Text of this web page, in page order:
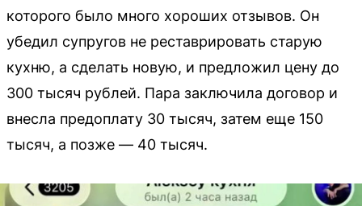
которого было много хороших отзывов. Он
убедил супругов не реставрировать старую
кухню, а сделать новую, и предложил цену до
300 тысяч рублей. Пара заключила договор и
внесла предоплату 30 тысяч, затем еще 150
тысяч, а позже — 40 тысяч.